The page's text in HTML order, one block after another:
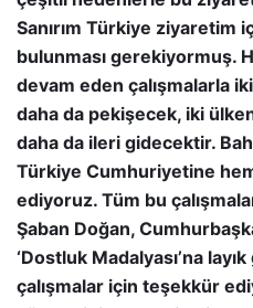
Sanırım Türkiye ziyaretim
bulunması gerekiyormuş.
devam eden çalışmalarla
daha da pekişecek, iki
daha da ileri gidecektir.
Türkiye Cumhuriyetine
ediyoruz. Tüm bu
Şaban Doğan,
‘Dostluk Madalyası’na
çalışmalar için teşekkür